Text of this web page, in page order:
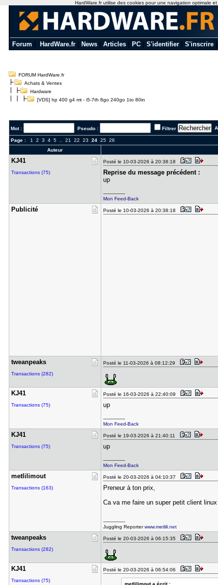
Forum HardWare.fr News Articles PC S'identifier S'inscrire
FORUM HardWare.fr
Achats & Ventes
Hardware
[VDS] hp 400 g4 mt - i5-7th 8go 240go 1to 80in
Mot : Pseudo : Filtrer
Page : 1 2 3 4 5.. 21 22 23 24 25 26
Auteur
KJ41
Transactions (75)
Posté le 10-03-2026 à 20:38:18
Reprise du message précédent :
up
---------------
Mon Feed-Back
Publicité Posté le 10-03-2026 à 20:38:18
tweanpeaks
Transactions (282)
Posté le 11-03-2026 à 08:12:29
KJ41
Transactions (75)
Posté le 16-03-2026 à 22:40:09
up
---------------
Mon Feed-Back
KJ41
Transactions (75)
Posté le 19-03-2026 à 21:40:11
up
---------------
Mon Feed-Back
metlilimou​t
Transactions (163)
Posté le 20-03-2026 à 04:10:37
Preneur à ton prix,
Ca va me faire un super petit client linux
---------------
Juggling Reporterwww.metlili.net
tweanpeaks
Transactions (282)
Posté le 20-03-2026 à 06:15:35
KJ41
Transactions (75)
Posté le 20-03-2026 à 06:54:06
metlilimout a écrit :
HardWare.fr utilise des cookies pour une navigation optimale